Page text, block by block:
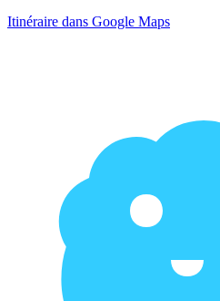
Itinéraire dans Google Maps